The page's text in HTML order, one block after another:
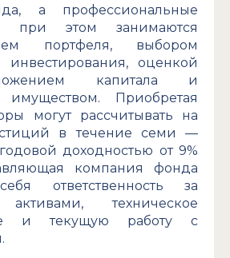
а профессиональные
при этом занимаются
портфеля, выбором
инвестирования, оценкой
капитала и
имуществом. Приобретая
могут рассчитывать на
в течение семи —
доходностью от 9%
компания фонда
ответственность за
техническое
и текущую работу с